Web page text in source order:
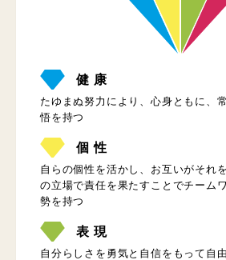
健 康
たゆまぬ努力により、心身ともに、
悟を持つ
個 性
自らの個性を活かし、お互いがそれ
の立場で責任を果たすことでチーム
勢を持つ
表 現
自分らしさを勇気と自信をもって自